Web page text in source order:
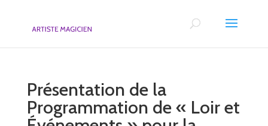
Présentation de la
Programmation de « Loir et